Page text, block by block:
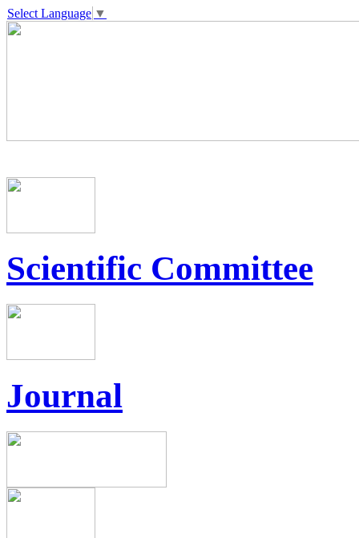
Select Language ▼
Scientific Committee
Journal